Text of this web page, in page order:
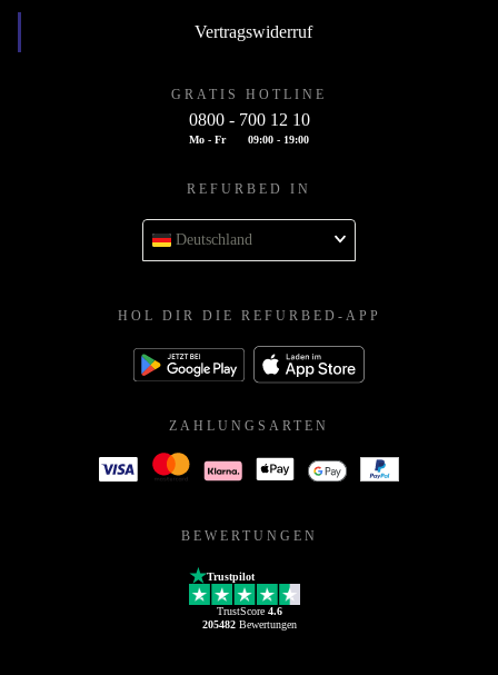
Vertragswiderruf
GRATIS HOTLINE
0800 - 700 12 10
Mo - Fr 09:00 - 19:00
REFURBED IN
Deutschland
HOL DIR DIE REFURBED-APP
ZAHLUNGSARTEN
BEWERTUNGEN
Trustpilot
TrustScore 4.6
205482Bewertungen